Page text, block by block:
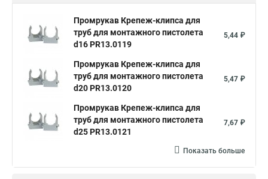
Промрукав Крепеж-клипса для
труб для монтажного пистолета
d16 PR13.0119
5,44 ₽
Промрукав Крепеж-клипса для
труб для монтажного пистолета
d20 PR13.0120
5,47 ₽
Промрукав Крепеж-клипса для
труб для монтажного пистолета
d25 PR13.0121
7,67 ₽
Показать больше